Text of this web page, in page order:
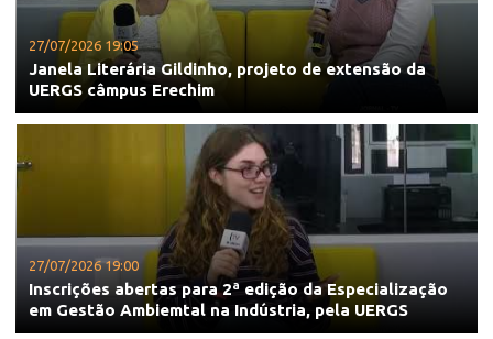
27/07/2026 19:05
Janela Literária Gildinho, projeto de extensão da
UERGS câmpus Erechim
27/07/2026 19:00
Inscrições abertas para 2ª edição da Especialização
em Gestão Ambiemtal na Indústria, pela UERGS